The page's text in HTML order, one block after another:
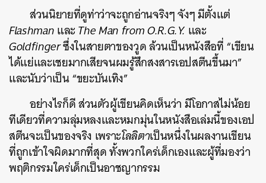
ส่วนนิยายที่ดูท่าว่าจะถูกอ่านจริงๆ จังๆ มีตั้งแต่
FlashmanและThe Man from O.R.G.Y. และ
Goldfingerซึ่งในสายตาของวูด ล้วนเป็นหนังสือที่ “เขียน
ได้แย่และเชยมากเสียจนผมรู้สึกสงสารเอปสตีนขึ้นมา”
และนับว่าเป็น “ขยะบันเทิง”
อย่างไรก็ดี ส่วนตัวผู้เขียนคิดเห็นว่า มีโอกาสไม่น้อย
ทีเดียวที่ความลุ่มหลงและหมกมุ่นในหนังสือเล่มนี้ของเอป
สตีนจะเป็นของจริง เพราะโลลิตาเป็นหนึ่งในผลงานเขียน
ที่ถูกเข้าใจผิดมากที่สุด ทั้งพวกใคร่เด็กเองและผู้ที่มองว่า
พฤติกรรมใคร่เด็กเป็นอาชญากรรม